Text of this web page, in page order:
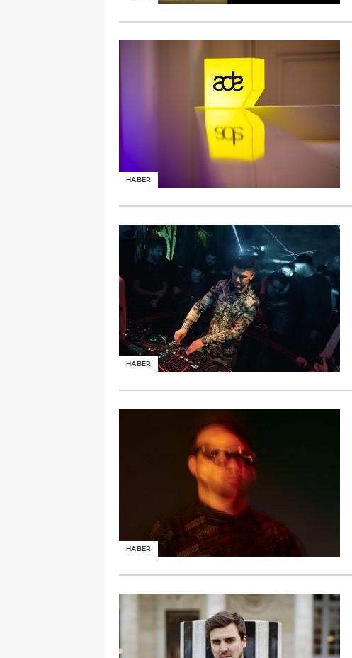
HABER
HABER
HABER